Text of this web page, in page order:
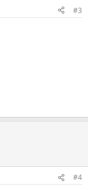
#3
#4